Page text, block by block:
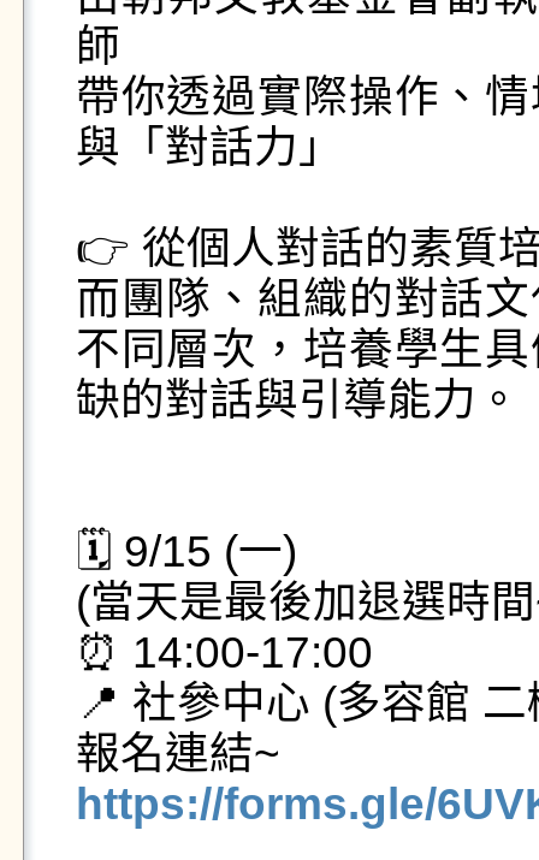
師
帶你透過實際操作、
與「對話力」
👉 從個人對話的素質
而團隊、組織的對話
不同層次，培養學生
缺的對話與引導能力。
🗓️ 9/15 (一)
(當天是最後加退選時
⏰ 14:00-17:00
📍 社參中心 (多容館
https://forms.gle/